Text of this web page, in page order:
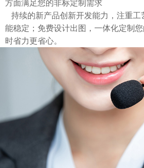
方面满足您的非标定制需求
持续的新产品创新开发能力，注重工
能稳定；免费设计出图，一体化定制
时省力更省心。